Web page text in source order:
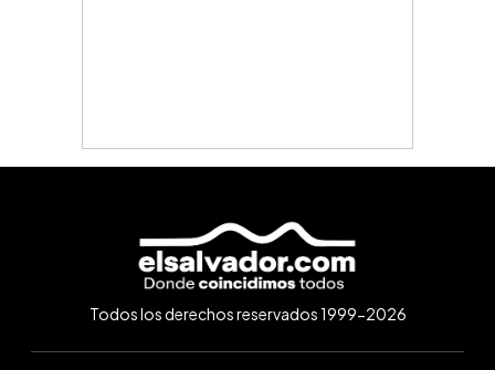
Todos los derechos reservados 1999-2026